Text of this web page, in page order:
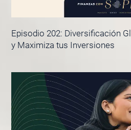
Episodio 202: Diversificación
y Maximiza tus Inversiones